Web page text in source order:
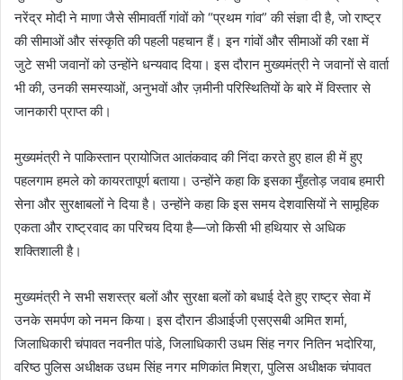
नरेंद्र मोदी ने माणा जैसे सीमावर्ती गांवों को “प्रथम गांव” की संज्ञा दी है, जो राष्ट्र
की सीमाओं और संस्कृति की पहली पहचान हैं। इन गांवों और सीमाओं की रक्षा में
जुटे सभी जवानों को उन्होंने धन्यवाद दिया। इस दौरान मुख्यमंत्री ने जवानों से वार्ता
भी की, उनकी समस्याओं, अनुभवों और ज़मीनी परिस्थितियों के बारे में विस्तार से
जानकारी प्राप्त की।
मुख्यमंत्री ने पाकिस्तान प्रायोजित आतंकवाद की निंदा करते हुए हाल ही में हुए
पहलगाम हमले को कायरतापूर्ण बताया। उन्होंने कहा कि इसका मुँहतोड़ जवाब हमारी
सेना और सुरक्षाबलों ने दिया है। उन्होंने कहा कि इस समय देशवासियों ने सामूहिक
एकता और राष्ट्रवाद का परिचय दिया है—जो किसी भी हथियार से अधिक
शक्तिशाली है।
मुख्यमंत्री ने सभी सशस्त्र बलों और सुरक्षा बलों को बधाई देते हुए राष्ट्र सेवा में
उनके समर्पण को नमन किया। इस दौरान डीआईजी एसएसबी अमित शर्मा,
जिलाधिकारी चंपावत नवनीत पांडे, जिलाधिकारी उधम सिंह नगर नितिन भदोरिया,
वरिष्ठ पुलिस अधीक्षक उधम सिंह नगर मणिकांत मिश्रा, पुलिस अधीक्षक चंपावत